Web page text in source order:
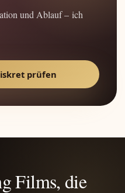
und Ablauf – ich
prüfen
Films, die